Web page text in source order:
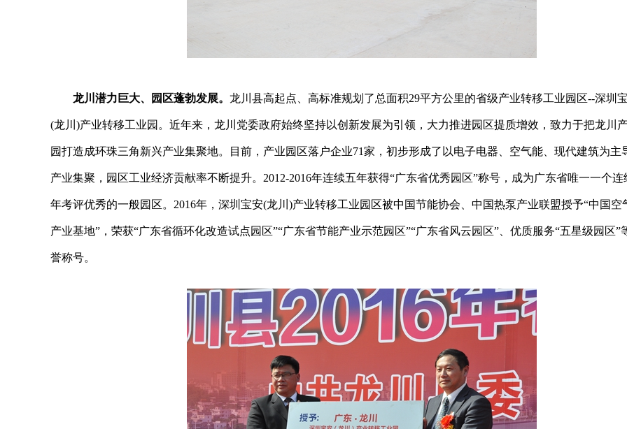
龙川潜力巨大、园区蓬勃发展。 龙川县高起点、高标准规划了总面积29平方公里的省级产业转移工业园区--深圳
(龙川)产业转移工业园。近年来，龙川党委政府始终坚持以创新发展为引领，大力推进园区提质增效，致力于把龙川
园打造成环珠三角新兴产业集聚地。目前，产业园区落户企业71家，初步形成了以电子电器、空气能、现代建筑为主
产业集聚，园区工业经济贡献率不断提升。2012-2016年连续五年获得“广东省优秀园区”称号，成为广东省唯一一个连
年考评优秀的一般园区。2016年，深圳宝安(龙川)产业转移工业园区被中国节能协会、中国热泵产业联盟授予“中国空
产业基地”，荣获“广东省循环化改造试点园区”“广东省节能产业示范园区”“广东省风云园区”、优质服务“五星级园区”
誉称号。